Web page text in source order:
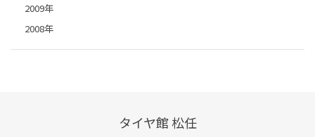
2009年
2008年
タイヤ館 松任